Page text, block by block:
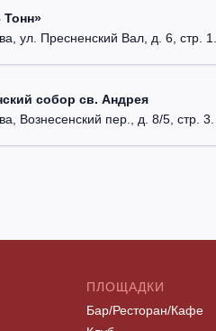
Тонн»
ул. Пресненский Вал, д. 6, стр. 1.
собор св. Андрея
Вознесенский пер., д. 8/5, стр. 3.
ПЛОЩАДКИ
Бар/Ресторан/Кафе